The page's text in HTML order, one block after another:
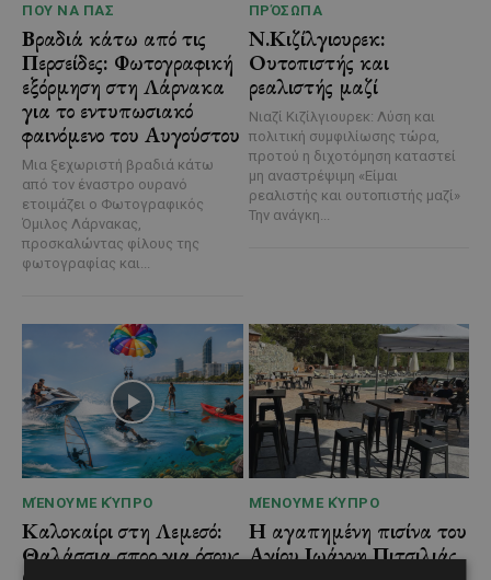
ΠΟΥ ΝΑ ΠΑΣ
Βραδιά κάτω από τις
Περσείδες: Φωτογραφική
εξόρμηση στη Λάρνακα
για το εντυπωσιακό
φαινόμενο του Αυγούστου
Μια ξεχωριστή βραδιά κάτω
από τον έναστρο ουρανό
ετοιμάζει ο Φωτογραφικός
Όμιλος Λάρνακας,
προσκαλώντας φίλους της
φωτογραφίας και...
ΠΡΌΣΩΠΑ
Ν.Κιζίλγιουρεκ:
Ουτοπιστής και
ρεαλιστής μαζί
Νιαζί Κιζίλγιουρεκ: Λύση και
πολιτική συμφιλίωσης τώρα,
προτού η διχοτόμηση καταστεί
μη αναστρέψιμη «Είμαι
ρεαλιστής και ουτοπιστής μαζί»
Την ανάγκη...
ΜΈΝΟΥΜΕ ΚΎΠΡΟ
Καλοκαίρι στη Λεμεσό:
Θαλάσσια σπορ για όσους
ΜΈΝΟΥΜΕ ΚΎΠΡΟ
Η αγαπημένη πισίνα του
Αγίου Ιωάννη Πιτσιλιάς